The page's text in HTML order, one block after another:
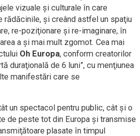
vizuale şi culturale în care
rădăcinile, şi creând astfel un spaţiu
re-poziţionare şi re-imaginare, în
a şi mai mult zgomot. Cea mai
Oh Europa, conform creatorilor
duraţională de 6 luni”, cu menţiunea
manifestări care se
un spectacol pentru public, cât şi o
de peste tot din Europa şi transmise
plasate în timpul